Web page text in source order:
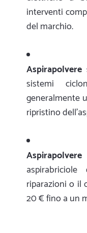
interventi
del marchio.
Aspirapolvere
sistemi
generalmente
ripristino
riparazioni o il
20 € fino a un